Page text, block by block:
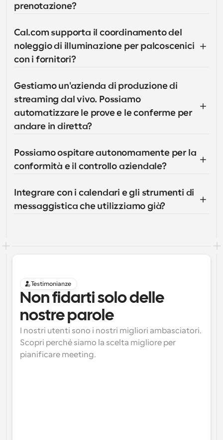
prenotazione?
Cal.com supporta il coordinamento del
noleggio di illuminazione per palcoscenici
con i fornitori?
Gestiamo un'azienda di produzione di
streaming dal vivo. Possiamo
automatizzare le prove e le conferme per
andare in diretta?
Possiamo ospitare autonomamente per la
conformità e il controllo aziendale?
Integrare con i calendari e gli strumenti di
messaggistica che utilizziamo già?
Testimonianze
Non fidarti solo delle
nostre parole
I nostri utenti sono i nostri migliori ambasciatori.
Scopri perché siamo la scelta migliore per
pianificare meeting.